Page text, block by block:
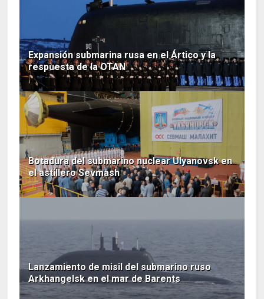
Expansión submarina rusa en el Ártico y la
respuesta de la OTAN
Botadura del submarino nuclear Ulyanovsk en
el astillero Sevmash
Lanzamiento de misil del submarino ruso
Arkhangelsk en el mar de Barents